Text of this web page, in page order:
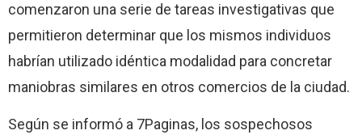
comenzaron una serie de tareas investigativas que
permitieron determinar que los mismos individuos
habrían utilizado idéntica modalidad para concretar
maniobras similares en otros comercios de la ciudad.
Según se informó a 7Paginas, los sospechosos